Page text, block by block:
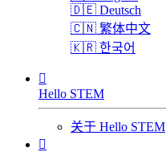
🇩🇪 Deutsch
🇨🇳 繁体中文
🇰🇷 한국어

Hello STEM
关于 Hello STEM
